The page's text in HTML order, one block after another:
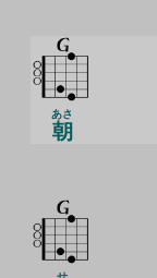
朝
あさ